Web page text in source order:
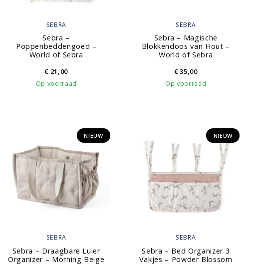
SEBRA
Sebra –
Poppenbeddengoed –
World of Sebra
€ 21,00
Op voorraad
SEBRA
Sebra – Magische
Blokkendoos van Hout –
World of Sebra
€35,00
Op voorraad
SEBRA
Sebra – Draagbare Luier
Organizer – Morning Beige
NIEUW
SEBRA
Sebra – Bed Organizer 3
Vakjes – Powder Blossom
NIEUW